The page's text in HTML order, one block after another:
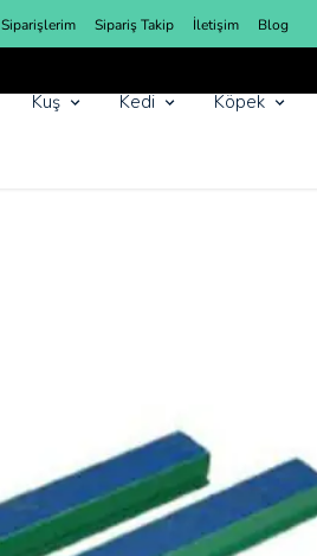
Siparişlerim Sipariş Takip İletişim Blog
Kuş Kedi Köpek